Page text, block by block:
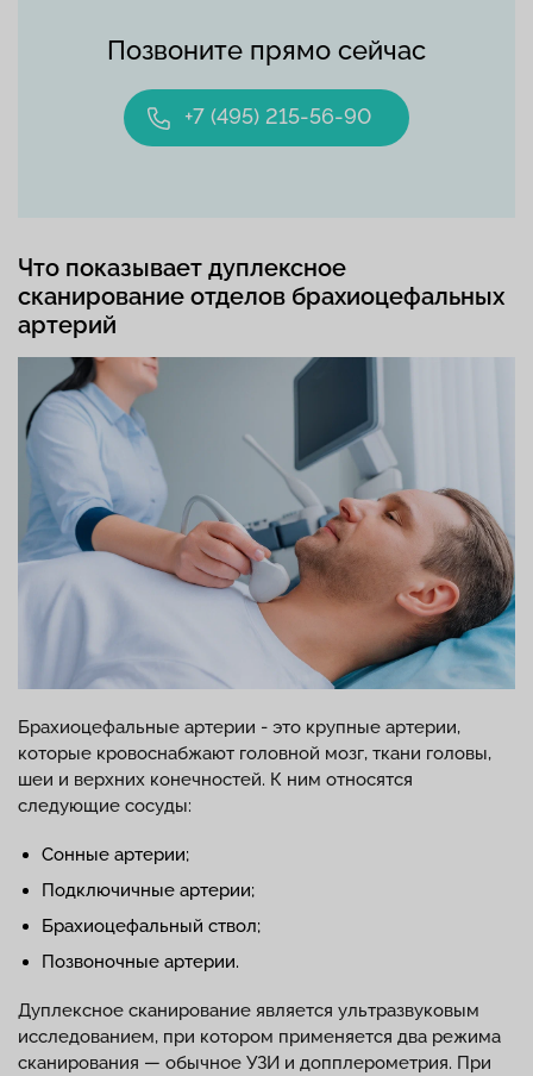
Позвоните прямо сейчас
+7 (495) 215-56-90
Что показывает дуплексное
сканирование отделов брахиоцефальных
артерий
Брахиоцефальные артерии - это крупные артерии,
которые кровоснабжают головной мозг, ткани головы,
шеи и верхних конечностей. К ним относятся
следующие сосуды:
Сонные артерии;
Подключичные артерии;
Брахиоцефальный ствол;
Позвоночные артерии.
Дуплексное сканирование является ультразвуковым
исследованием, при котором применяется два режима
сканирования — обычное УЗИ и допплерометрия. При